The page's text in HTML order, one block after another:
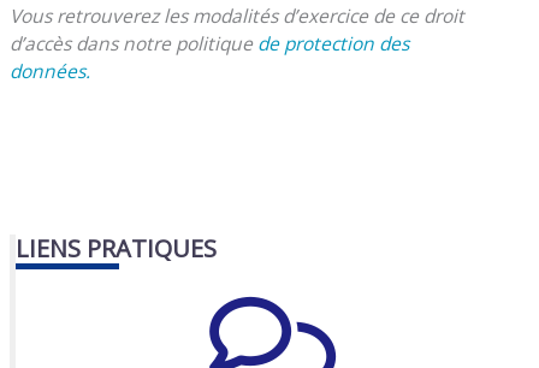
Vous retrouverez les modalités d’exercice de ce droit
d’accès dans notre politique de protection des
données.
LIENS PRATIQUES